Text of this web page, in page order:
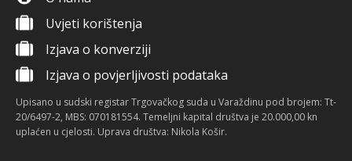
Uvjeti korištenja
Izjava o konverziji
Izjava o povjerljivosti podataka
Upisano u sudski registar Trgovačkog suda u Varaždinu pod brojem: Tt-
20/6497-2, MBS: 070181554. Temeljni kapital društva je 20.000,00 kn
uplaćen u cjelosti. Uprava društva: Nikola Košir.